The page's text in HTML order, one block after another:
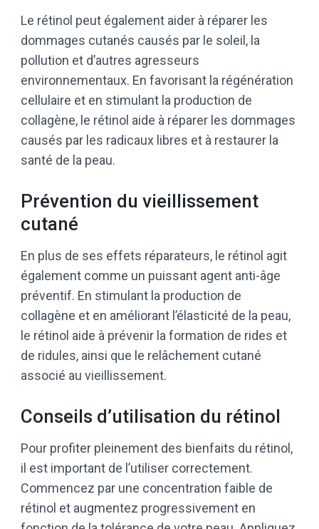
Le rétinol peut également aider à réparer les
dommages cutanés causés par le soleil, la
pollution et d’autres agresseurs
environnementaux. En favorisant la régénération
cellulaire et en stimulant la production de
collagène, le rétinol aide à réparer les dommages
causés par les radicaux libres et à restaurer la
santé de la peau.
Prévention du vieillissement
cutané
En plus de ses effets réparateurs, le rétinol agit
également comme un puissant agent anti-âge
préventif. En stimulant la production de
collagène et en améliorant l’élasticité de la peau,
le rétinol aide à prévenir la formation de rides et
de ridules, ainsi que le relâchement cutané
associé au vieillissement.
Conseils d’utilisation du rétinol
Pour profiter pleinement des bienfaits du rétinol,
il est important de l’utiliser correctement.
Commencez par une concentration faible de
rétinol et augmentez progressivement en